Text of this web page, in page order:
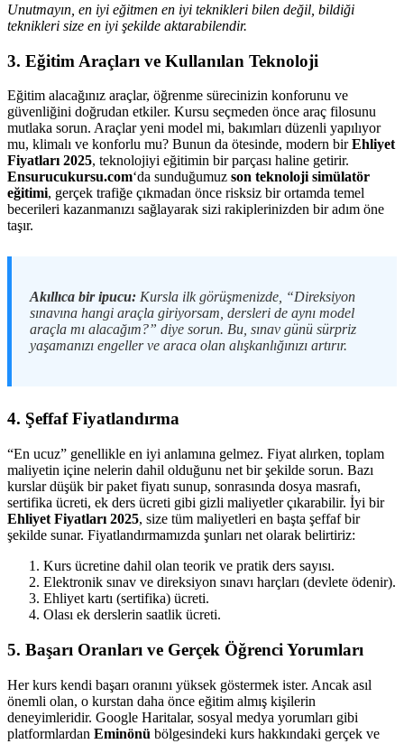
Unutmayın, en iyi eğitmen en iyi teknikleri bilen değil, bildiği
teknikleri size en iyi şekilde aktarabilendir.
3. Eğitim Araçları ve Kullanılan Teknoloji
Eğitim alacağınız araçlar, öğrenme sürecinizin konforunu ve
güvenliğini doğrudan etkiler. Kursu seçmeden önce araç filosunu
mutlaka sorun. Araçlar yeni model mi, bakımları düzenli yapılıyor
mu, klimalı ve konforlu mu? Bunun da ötesinde, modern birEhliyet
Fiyatları 2025, teknolojiyi eğitimin bir parçası haline getirir.
Ensurucukursu.com‘da sunduğumuz son teknoloji simülatör
eğitimi, gerçek trafiğe çıkmadan önce risksiz bir ortamda temel
becerileri kazanmanızı sağlayarak sizi rakiplerinizden bir adım öne
taşır.
Akıllıca bir ipucu: Kursla ilk görüşmenizde, “Direksiyon
sınavına hangi araçla giriyorsam, dersleri de aynı model
araçla mı alacağım?” diye sorun. Bu, sınav günü sürpriz
yaşamanızı engeller ve araca olan alışkanlığınızı artırır.
4. Şeffaf Fiyatlandırma
“En ucuz” genellikle en iyi anlamına gelmez. Fiyat alırken, toplam
maliyetin içine nelerin dahil olduğunu net bir şekilde sorun. Bazı
kurslar düşük bir paket fiyatı sunup, sonrasında dosya masrafı,
sertifika ücreti, ek ders ücreti gibi gizli maliyetler çıkarabilir. İyi bir
Ehliyet Fiyatları 2025, size tüm maliyetleri en başta şeffaf bir
şekilde sunar. Fiyatlandırmamızda şunları net olarak belirtiriz:
Kurs ücretine dahil olan teorik ve pratik ders sayısı.
Elektronik sınav ve direksiyon sınavı harçları (devlete ödenir).
Ehliyet kartı (sertifika) ücreti.
Olası ek derslerin saatlik ücreti.
5. Başarı Oranları ve Gerçek Öğrenci Yorumları
Her kurs kendi başarı oranını yüksek göstermek ister. Ancak asıl
önemli olan, o kurstan daha önce eğitim almış kişilerin
deneyimleridir. Google Haritalar, sosyal medya yorumları gibi
platformlardan Eminönü bölgesindeki kurs hakkındaki gerçek ve